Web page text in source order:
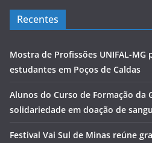
Recentes
Mostra de Profissões UNIFAL-MG
estudantes em Poços de Caldas
Alunos do Curso de Formação da
solidariedade em doação de
Festival Vai Sul de Minas reúne